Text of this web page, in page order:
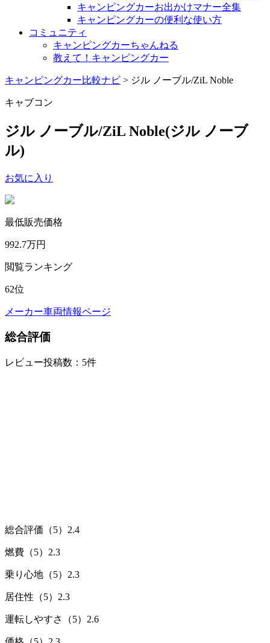
キャンピングカーお出かけマナー全集
キャンピングカーの便利な使い方
コミュニティ
キャンピングカーちゃんねる
教えて！キャンピングカー
キャンピングカー比較ナビ > ジル ノーブル/ZiL Noble
キャブコン
ジル ノーブル/ZiL Noble(ジル ノーブ
ル)
お気に入り
最低販売価格
992.7万円
閲覧ランキング
62位
メーカー車両情報ページ
総合評価
レビュー投稿数：5件
総合評価（5） 2.4
燃費（5） 2.3
乗り心地（5） 2.3
居住性（5） 2.3
運転しやすさ（5） 2.6